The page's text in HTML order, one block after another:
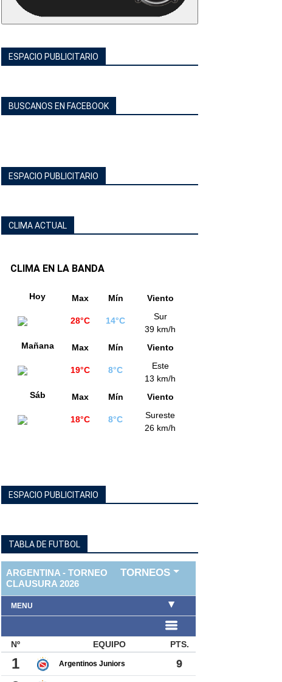
ESPACIO PUBLICITARIO
BUSCANOS EN FACEBOOK
ESPACIO PUBLICITARIO
CLIMA ACTUAL
CLIMA EN LA BANDA
Hoy Max Mín Viento
28°C 14°C
Sur
39 km/h
Mañana
Max Mín Viento
19°C 8°C
Este
13 km/h
Sáb
Max Mín Viento
18°C 8°C
Sureste
26 km/h
ESPACIO PUBLICITARIO
TABLA DE FUTBOL